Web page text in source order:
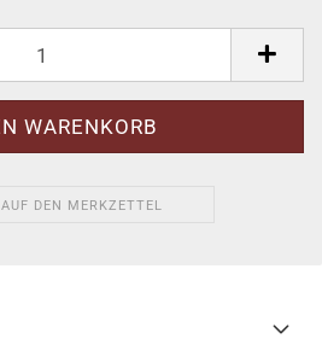
AUF DEN MERKZETTEL